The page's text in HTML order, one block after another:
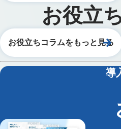
お役立
お役立ちコラムをもっと見る
導